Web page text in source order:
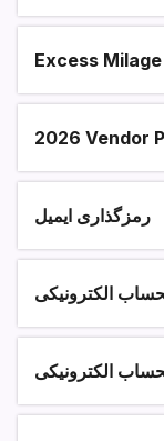
Excess
2026 Vendor
رمزگذاری ایمیل
الکترونیکی
الکترونیکی